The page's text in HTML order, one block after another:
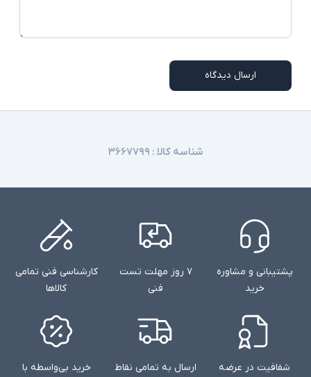
وجود ندارند
ارسال دیدگاه
شناسه کالا : ۳۶۶۷۷۹۹
پشتیبانی و مشاوره
خرید
۷ روز مهلت تست
فنی
کارشناسی فنی تمامی
کالاها
شفافیت در عرضه
ارسال به تمامی نقاط
خرید بی‌واسطه با